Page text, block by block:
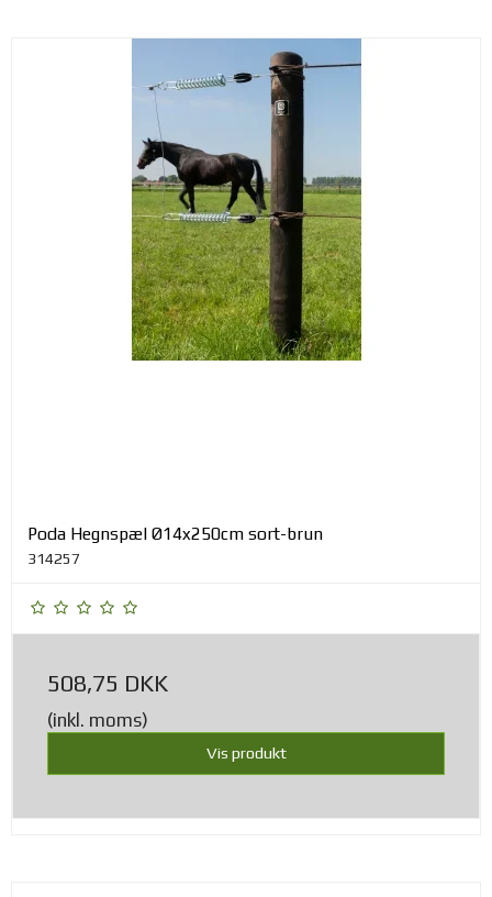
Poda Hegnspæl Ø14x250cm sort-brun
314257
508,75 DKK
(inkl. moms)
Vis produkt